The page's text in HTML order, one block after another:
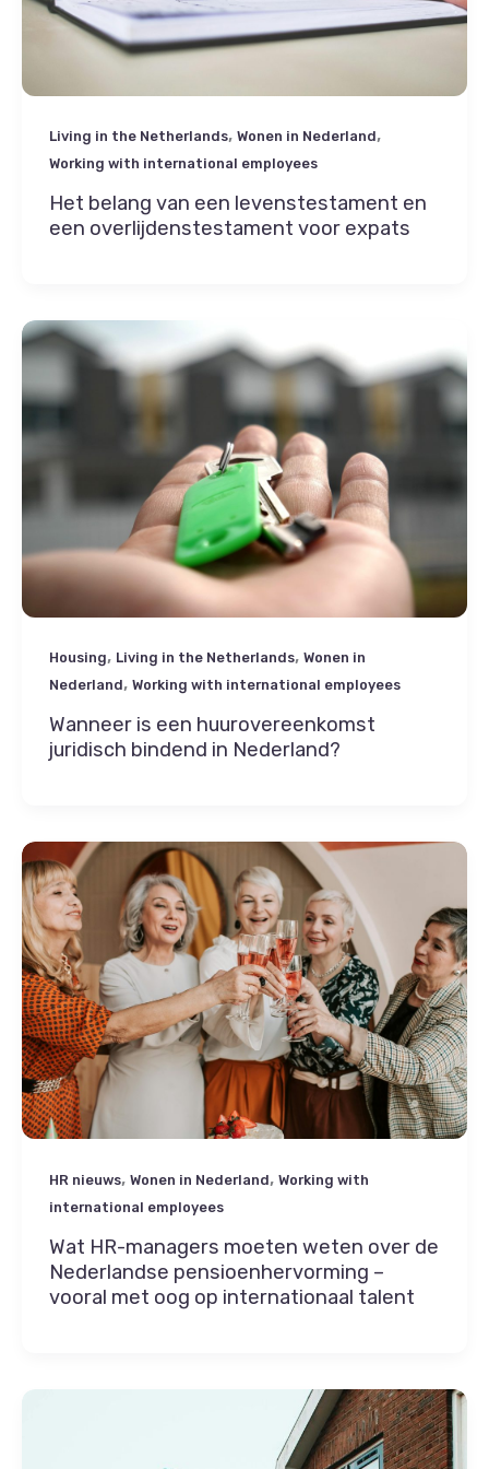
Living in the Netherlands, Wonen in Nederland,
Working with international employees
Het belang van een levenstestament en
een overlijdenstestament voor expats
Housing, Living in the Netherlands, Wonen in
Nederland, Working with international employees
Wanneer is een huurovereenkomst
juridisch bindend in Nederland?
HR nieuws, Wonen in Nederland, Working with
international employees
Wat HR-managers moeten weten over de
Nederlandse pensioenhervorming –
vooral met oog op internationaal talent